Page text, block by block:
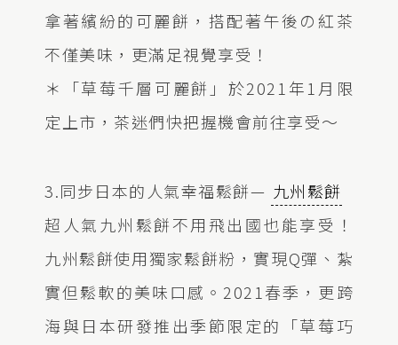
拿著繽紛的可麗餅，搭配著午後の紅茶
不僅美味，更滿足視覺享受！
＊「草莓千層可麗餅」於2021年1月限
定上市，茶迷們快把握機會前往享受～
3.同步日本的人氣幸福鬆餅— 九州鬆餅
超人氣九州鬆餅不用飛出國也能享受！
九州鬆餅使用獨家鬆餅粉，實現Q彈、紮
實但鬆軟的美味口感。2021春季，更跨
海與日本研發推出季節限定的「草莓巧